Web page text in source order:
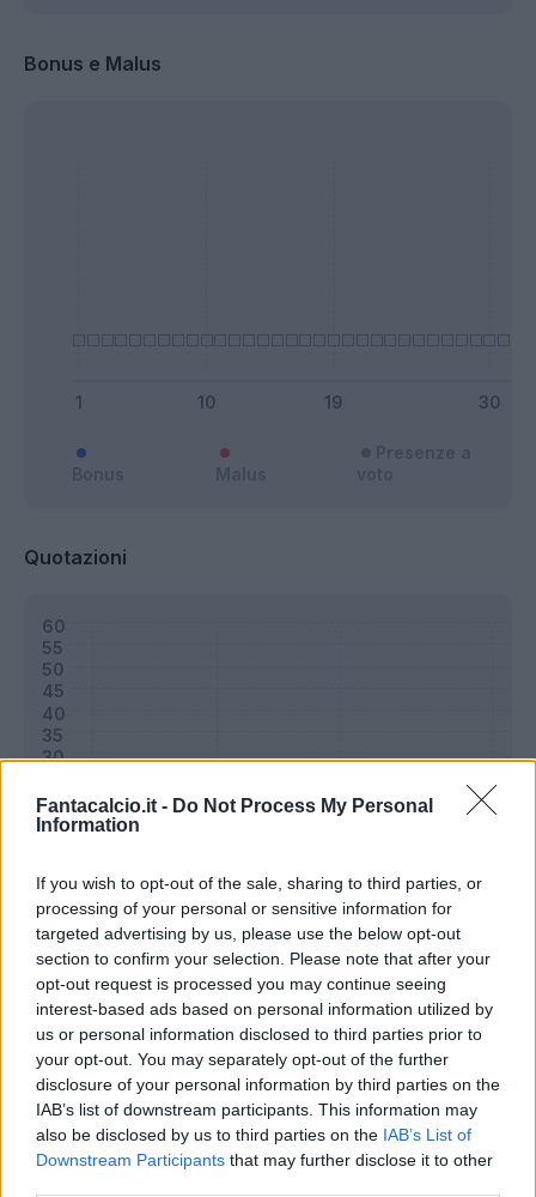
Fantacalcio.it - Do Not Process My Personal
Information
If you wish to opt-out of the sale, sharing to third parties, or
processing of your personal or sensitive information for
targeted advertising by us, please use the below opt-out
section to confirm your selection. Please note that after your
opt-out request is processed you may continue seeing
interest-based ads based on personal information utilized by
us or personal information disclosed to third parties prior to
your opt-out. You may separately opt-out of the further
disclosure of your personal information by third parties on the
IAB’s list of downstream participants. This information may
also be disclosed by us to third parties on the IAB’s List of
Downstream Participants that may further disclose it to other
Bonus e Malus
Quotazioni
Classic Mantra
Riepilogo stagione
Titolare 0 - 0%
Entrato 0 - 0 %
Squalificato